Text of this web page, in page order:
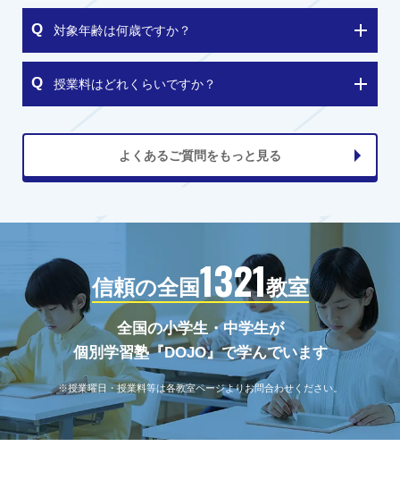
対象年齢は何歳ですか？
授業料はどれくらいですか？
よくあるご質問をもっと見る
信頼の全国1321教室
全国の小学生・中学生が
個別学習塾『DOJO』で学んでいます
※授業曜日・授業料等は各教室ページよりお問合わせください。